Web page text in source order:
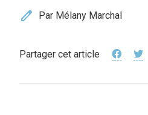
edit Par Mélany Marchal
Partager cet article